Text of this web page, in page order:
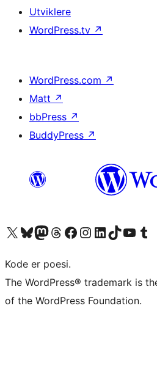
Utviklere
WordPress.tv ↗
WordPress.com ↗
Matt ↗
bbPress ↗
BuddyPress ↗
Besøk vår konto på X Visit our Bluesky account
Besøk vår Mastodon-konto
Visit our Threads account
Besøk vår Facebook-sideBesøk vår Instagram-konto
Besøk vår LinkedIn-konto
Visit our TikTok account
Visit our YouTube
Visit
Kode er poesi.
The WordPress® trademark is
of the WordPress Foundation.